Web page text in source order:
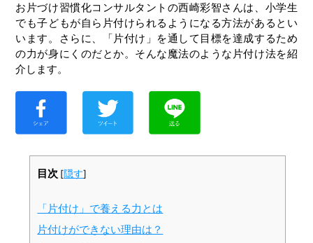
お片づけ習慣化コンサルタントの西崎彩智さんは、小学生
でも子どもが自ら片付けられるようになる方法があるとい
います。さらに、「片付け」を通して目標を達成するため
の力が身にくのだとか。そんな魔法のような片付け法を紹
介します。
目次 [隠す]
「片付け」で養える力とは
片付けができない理由は？